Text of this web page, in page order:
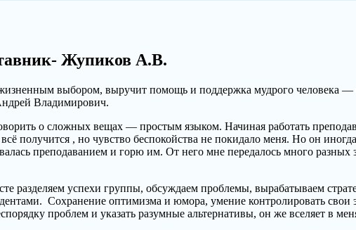
Жупиков А.В.
выбором, выручит помощь и поддержка мудрого человека
Владимирович.
о сложных вещах — простым языком. Начиная работать
получится , но чувство беспокойства не покидало меня. Но он
преподаванием и горю им. От него мне передалось много
разделяем успехи группы, обсуждаем проблемы, вырабатываем
Сохранение оптимизма и юмора, умение контролировать
проблем и указать разумные альтернативы, он же вселяет в